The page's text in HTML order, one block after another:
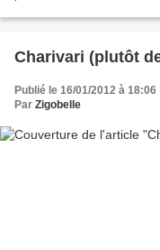
Charivari (plutôt
Publié le 16/01/2012 à 18:06
Par Zigobelle